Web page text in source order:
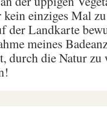
einziges Mal
der Landkarte
meines
durch die Natur zu